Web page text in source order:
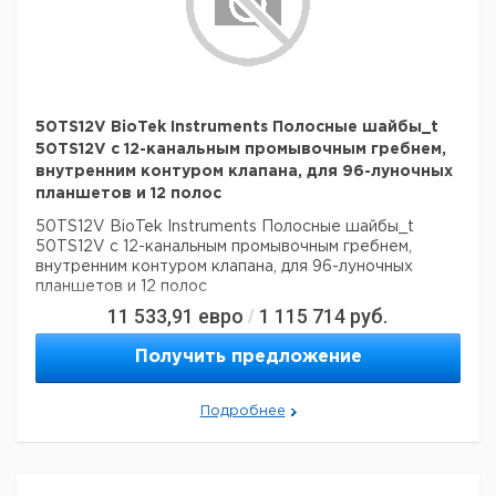
50TS12V BioTek Instruments Полосные шайбы_t
50TS12V с 12-канальным промывочным гребнем,
внутренним контуром клапана, для 96-луночных
планшетов и 12 полос
50TS12V BioTek Instruments Полосные шайбы_t
50TS12V с 12-канальным промывочным гребнем,
внутренним контуром клапана, для 96-луночных
планшетов и 12 полос
11 533,91 евро / 1 115 714 руб.
Получить предложение
Подробнее